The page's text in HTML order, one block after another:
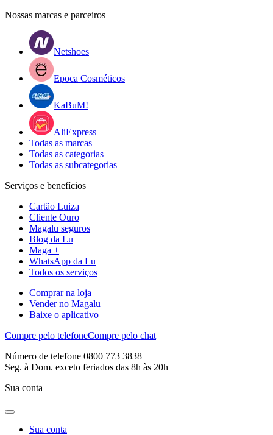
Nossas marcas e parceiros
Netshoes
Epoca Cosméticos
KaBuM!
AliExpress
Todas as marcas
Todas as categorias
Todas as subcategorias
Serviços e benefícios
Cartão Luiza
Cliente Ouro
Magalu seguros
Blog da Lu
Maga +
WhatsApp da Lu
Todos os serviços
Comprar na loja
Vender no Magalu
Baixe o aplicativo
Compre pelo telefoneCompre pelo chat
Número de telefone 0800 773 3838
Seg. à Dom. exceto feriados das 8h às 20h
Sua conta
Sua conta